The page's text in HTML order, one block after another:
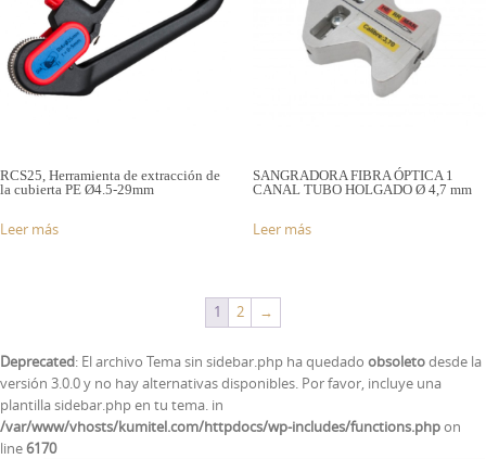
RCS25, Herramienta de extracción de
la cubierta PE Ø4.5-29mm
Leer más
SANGRADORA FIBRA ÓPTICA 1
CANAL TUBO HOLGADO Ø 4,7 mm
Leer más
1 2 →
Deprecated: El archivo Tema sin sidebar.php ha quedado obsoletodesde la
versión 3.0.0 y no hay alternativas disponibles. Por favor, incluye una
plantilla sidebar.php en tu tema. in
/var/www/vhosts/kumitel.com/httpdocs/wp-includes/functions.phpon
line6170